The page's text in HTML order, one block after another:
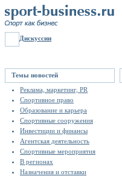
Дискуссии
Темы новостей
Реклама, маркетинг, PR
Спортивное право
Образование и карьера
Спортивные сооружения
Инвестиции и финансы
Агентская деятельность
Спортивные мероприятия
В регионах
Назначения и отставки